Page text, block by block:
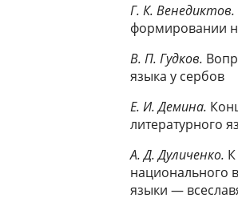
Г. К. Венедиктов.
формировании
В. П. Гудков.
языка у сербов
Е. И. Демина.
литературного
А. Д. Дуличенко.
национального
языки —